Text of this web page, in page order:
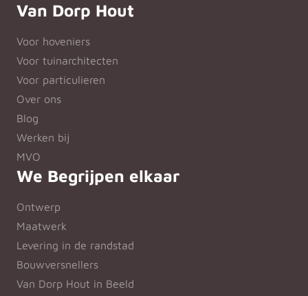
Van Dorp Hout
Voor hoveniers
Voor tuinarchitecten
Voor particulieren
Over ons
Blog
Werken bij
MVO
We Begrijpen elkaar
Ontwerp
Maatwerk
Levering in de randstad
Bouwversnellers
Van Dorp Hout in Beeld